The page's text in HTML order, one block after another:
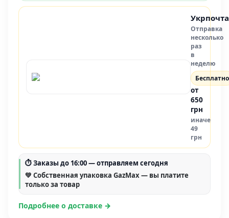
Укрпочта
Отправка
несколько
раз
в
неделю
Бесплатно
от
650
грн
иначе
49
грн
⏱Заказы до 16:00— отправляем сегодня
💚 Собственная упаковка GazMax — вы платите
только за товар
Подробнее о доставке →